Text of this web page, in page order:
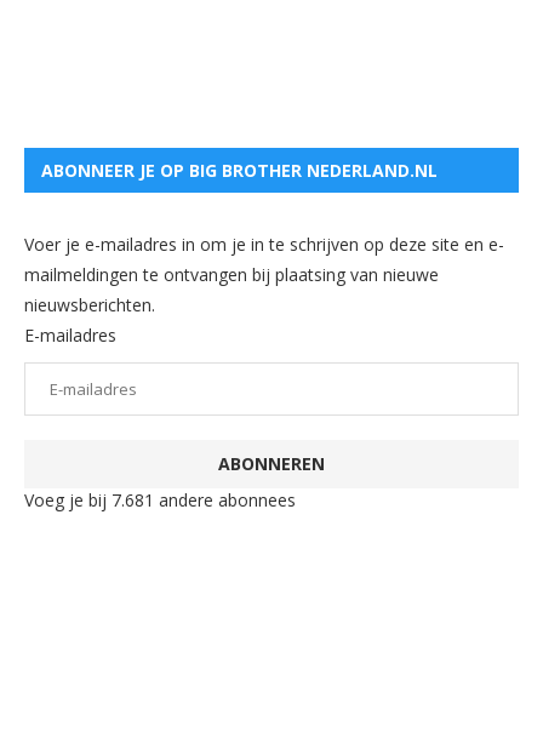
ABONNEER JE OP BIG BROTHER NEDERLAND.NL
Voer je e-mailadres in om je in te schrijven op deze site en e-
mailmeldingen te ontvangen bij plaatsing van nieuwe
nieuwsberichten.
E-mailadres
ABONNEREN
Voeg je bij 7.681 andere abonnees